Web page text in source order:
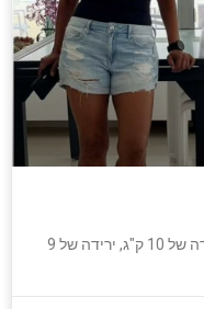
שינוי איכותי בהרכב הגוף אשר כלל- ירידה של 10 ק"ג, ירידה של 9